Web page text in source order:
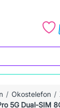
Okostelefon
5G Dual-SIM